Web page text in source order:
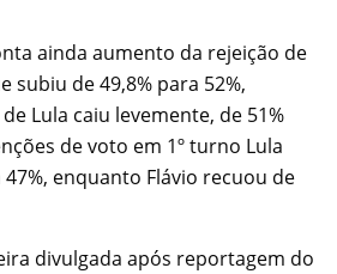
ainda aumento da rejeição de
subiu de 49,8% para 52%,
Lula caiu levemente, de 51%
de voto em 1º turno Lula
47%, enquanto Flávio recuou de
divulgada após reportagem do